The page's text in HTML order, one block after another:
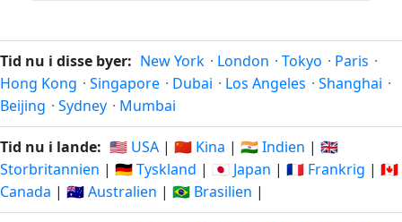
Tid nu i disse byer: New York · London · Tokyo · Paris ·
Hong Kong · Singapore · Dubai · Los Angeles · Shanghai ·
Beijing · Sydney · Mumbai
Tid nu i lande: 🇺🇸 USA | 🇨🇳 Kina | 🇮🇳 Indien | 🇬🇧
Storbritannien | 🇩🇪 Tyskland | 🇯🇵 Japan | 🇫🇷 Frankrig | 🇨🇦
Canada | 🇦🇺 Australien | 🇧🇷 Brasilien |